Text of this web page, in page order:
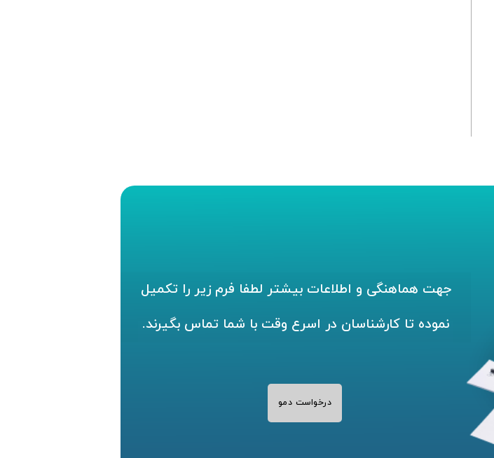
جهت هماهنگی و اطلاعات بیشتر لطفا فرم زیر را تکمیل
نموده تا کارشناسان در اسرع وقت با شما تماس بگیرند.
درخواست دمو